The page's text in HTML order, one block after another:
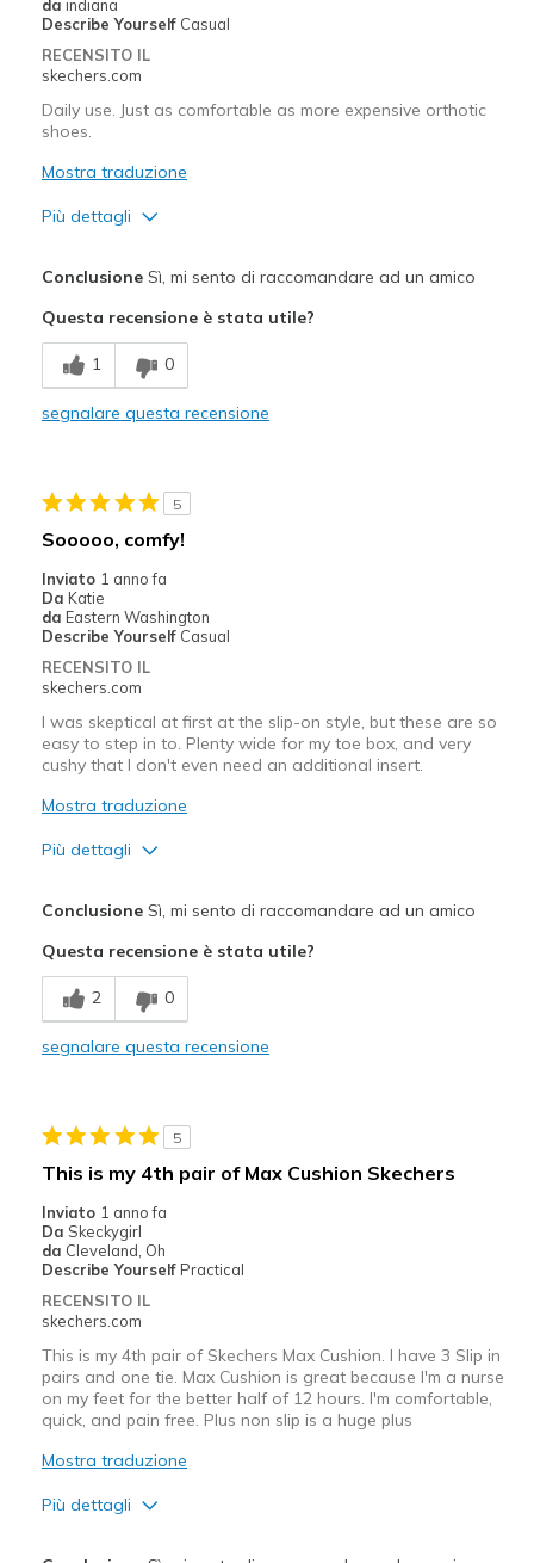
da indiana
Describe Yourself Casual
RECENSITO IL
skechers.com
Daily use. Just as comfortable as more expensive orthotic
shoes.
Mostra traduzione
Più dettagli
Breathe Well
Comfortable
View On Shoes
ConclusioneSì, mi sento di raccomandare ad un amico
Questa recensione è stata utile?
1 0
segnalare questa recensione
5
Sooooo, comfy!
Inviato 1 anno fa
Da Katie
da Eastern Washington
Describe Yourself Casual
RECENSITO IL
skechers.com
I was skeptical at first at the slip-on style, but these are so
easy to step in to. Plenty wide for my toe box, and very
cushy that I don't even need an additional insert.
Mostra traduzione
Più dettagli
Migliori Utilizzi:
Casual Wear
ConclusioneSì, mi sento di raccomandare ad un amico
Questa recensione è stata utile?
2 0
segnalare questa recensione
5
This is my 4th pair of Max Cushion Skechers
Inviato 1 anno fa
Da Skeckygirl
da Cleveland, Oh
Describe Yourself Practical
RECENSITO IL
skechers.com
This is my 4th pair of Skechers Max Cushion. I have 3 Slip in
pairs and one tie. Max Cushion is great because I'm a nurse
on my feet for the better half of 12 hours. I'm comfortable,
quick, and pain free. Plus non slip is a huge plus
Mostra traduzione
Più dettagli